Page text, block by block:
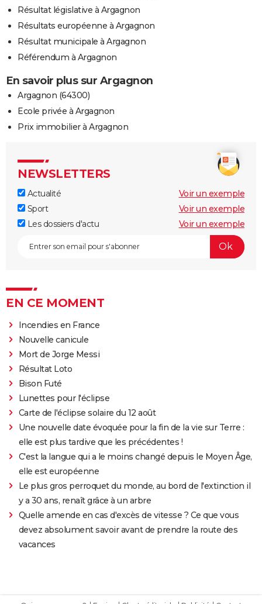
Résultat législative à Argagnon
Résultats européenne à Argagnon
Résultat municipale à Argagnon
Référendum à Argagnon
En savoir plus sur Argagnon
Argagnon (64300)
Ecole privée à Argagnon
Prix immobilier à Argagnon
NEWSLETTERS
Actualité
Voir un exemple
Sport
Voir un exemple
Les dossiers d'actu
Voir un exemple
EN CE MOMENT
Incendies en France
Nouvelle canicule
Mort de Jorge Messi
Résultat Loto
Bison Futé
Lunettes pour l'éclipse
Carte de l'éclipse solaire du 12 août
Une nouvelle date évoquée pour la fin de la vie sur Terre :
elle est plus tardive que les précédentes !
C'est la langue qui a le moins changé depuis le Moyen Âge,
elle est européenne
Le plus gros perroquet du monde, au bord de l'extinction il
y a 30 ans, renaît grâce à un arbre
Quelle amende en cas d'excès de vitesse ? Ce que vous
devez absolument savoir avant de prendre la route des
vacances